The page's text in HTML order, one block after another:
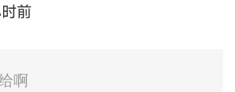
前
啊